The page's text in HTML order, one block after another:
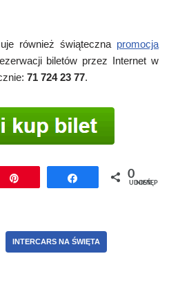
również świąteczna promocja
biletów przez Internet w
71 724 23 77.
Udostępnij
0
UDOSTĘPNIEŃ
INTERCARS NA ŚWIĘTA